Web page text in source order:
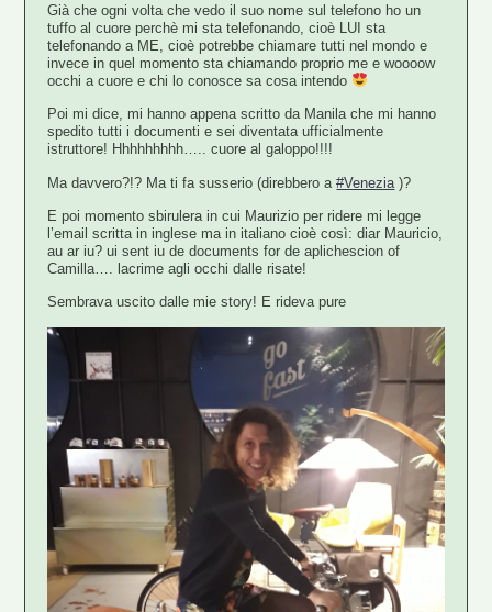
Già che ogni volta che vedo il suo nome sul telefono ho un
tuffo al cuore perchè mi sta telefonando, cioè LUI sta
telefonando a ME, cioè potrebbe chiamare tutti nel mondo e
invece in quel momento sta chiamando proprio me e woooow
occhi a cuore e chi lo conosce sa cosa intendo
Poi mi dice, mi hanno appena scritto da Manila che mi hanno
spedito tutti i documenti e sei diventata ufficialmente
istruttore! Hhhhhhhhh….. cuore al galoppo!!!!
Ma davvero?!? Ma ti fa susserio (direbbero a#Venezia )?
E poi momento sbirulera in cui Maurizio per ridere mi legge
l’email scritta in inglese ma in italiano cioè così: diar Mauricio,
au ar iu? ui sent iu de documents for de aplichescion of
Camilla…. lacrime agli occhi dalle risate!
Sembrava uscito dalle mie story! E rideva pure